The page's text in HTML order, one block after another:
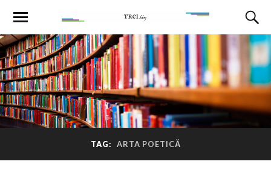
TAG: ARTA POETICĂ